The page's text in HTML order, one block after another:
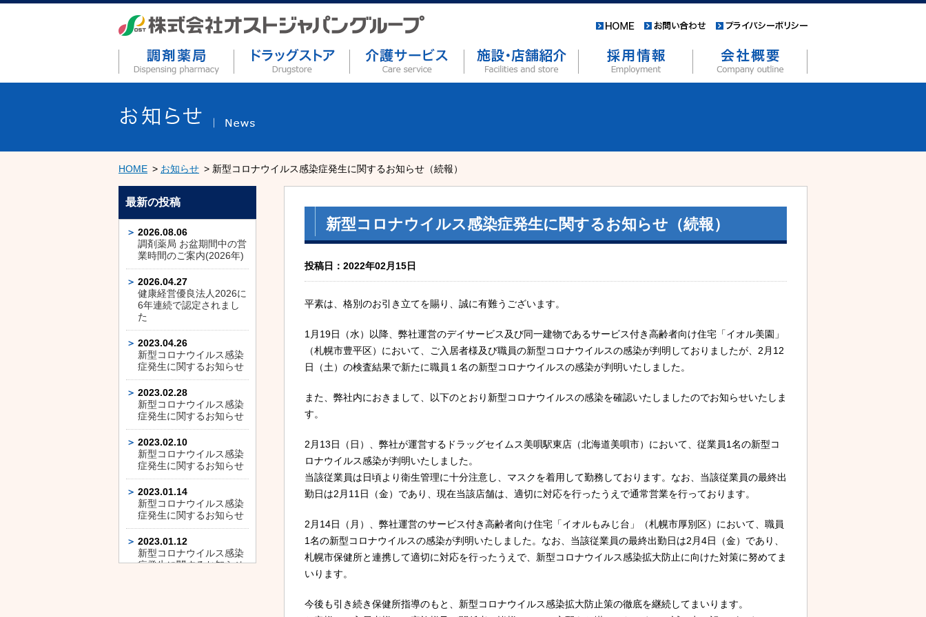
HOME お知らせ 新型コロナウイルス感染症発生に関するお知らせ（続報）
新型コロナウイルス感染症発生に関するお知らせ（続報）
投稿日：2022年02月15日
平素は、格別のお引き立てを賜り、誠に有難うございます。
1月19日（水）以降、弊社運営のデイサービス及び同一建物であるサービス付き高齢者向け住宅「イオル美園」
（札幌市豊平区）において、ご入居者様及び職員の新型コロナウイルスの感染が判明しておりましたが、2月12
日（土）の検査結果で新たに職員１名の新型コロナウイルスの感染が判明いたしました。
また、弊社内におきまして、以下のとおり新型コロナウイルスの感染を確認いたしましたのでお知らせいたしま
す。
2月13日（日）、弊社が運営するドラッグセイムス美唄駅東店（北海道美唄市）において、従業員1名の新型コ
ロナウイルス感染が判明いたしました。
当該従業員は日頃より衛生管理に十分注意し、マスクを着用して勤務しております。なお、当該従業員の最終出
勤日は2月11日（金）であり、現在当該店舗は、適切に対応を行ったうえで通常営業を行っております。
2月14日（月）、弊社運営のサービス付き高齢者向け住宅「イオルもみじ台」（札幌市厚別区）において、職員
1名の新型コロナウイルスの感染が判明いたしました。なお、当該従業員の最終出勤日は2月4日（金）であり、
札幌市保健所と連携して適切に対応を行ったうえで、新型コロナウイルス感染拡大防止に向けた対策に努めてま
いります。
今後も引き続き保健所指導のもと、新型コロナウイルス感染拡大防止策の徹底を継続してまいります。
最新の投稿
2026.08.06
調剤薬局 お盆期間中の営
業時間のご案内(2026年)
2026.04.27
健康経営優良法人2026に
6年連続で認定されまし
た
2023.04.26
新型コロナウイルス感染
症発生に関するお知らせ
2023.02.28
新型コロナウイルス感染
症発生に関するお知らせ
2023.02.10
新型コロナウイルス感染
症発生に関するお知らせ
2023.01.14
新型コロナウイルス感染
症発生に関するお知らせ
2023.01.12
新型コロナウイルス感染
症発生に関するお知らせ